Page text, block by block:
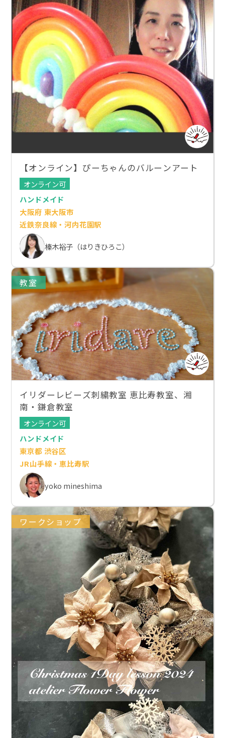
【オンライン】ぴーちゃんのバルーンアート
オンライン可
ハンドメイド
大阪府 東大阪市
近鉄奈良線・河内花園駅
榛木裕子（はりきひろこ）
教室
イリダーレビーズ刺繍教室 恵比寿教室、湘
南・鎌倉教室
オンライン可
ハンドメイド
東京都 渋谷区
JR山手線・恵比寿駅
yoko mineshima
ワークショップ